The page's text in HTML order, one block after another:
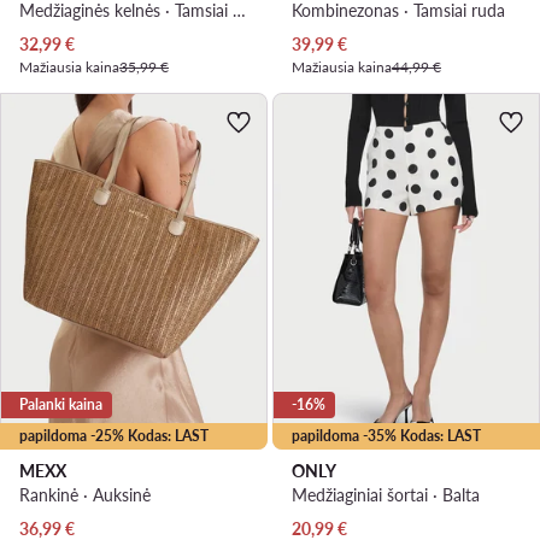
Medžiaginės kelnės · Tamsiai ruda
Dabartinė kaina
32,99€
Mažiausia kaina35,99 €
Kombinezonas · Tamsiai ruda
Dabartinė kaina
39,99€
Mažiausia kaina44,99 €
papildoma -25% Kodas: LAST
Palanki kaina
MEXX
Rankinė · Auksinė
Dabartinė kaina
36,99€
papildoma -35% Kodas: LAST
-16%
ONLY
Medžiaginiai šortai · Balta
Dabartinė kaina
20,99€